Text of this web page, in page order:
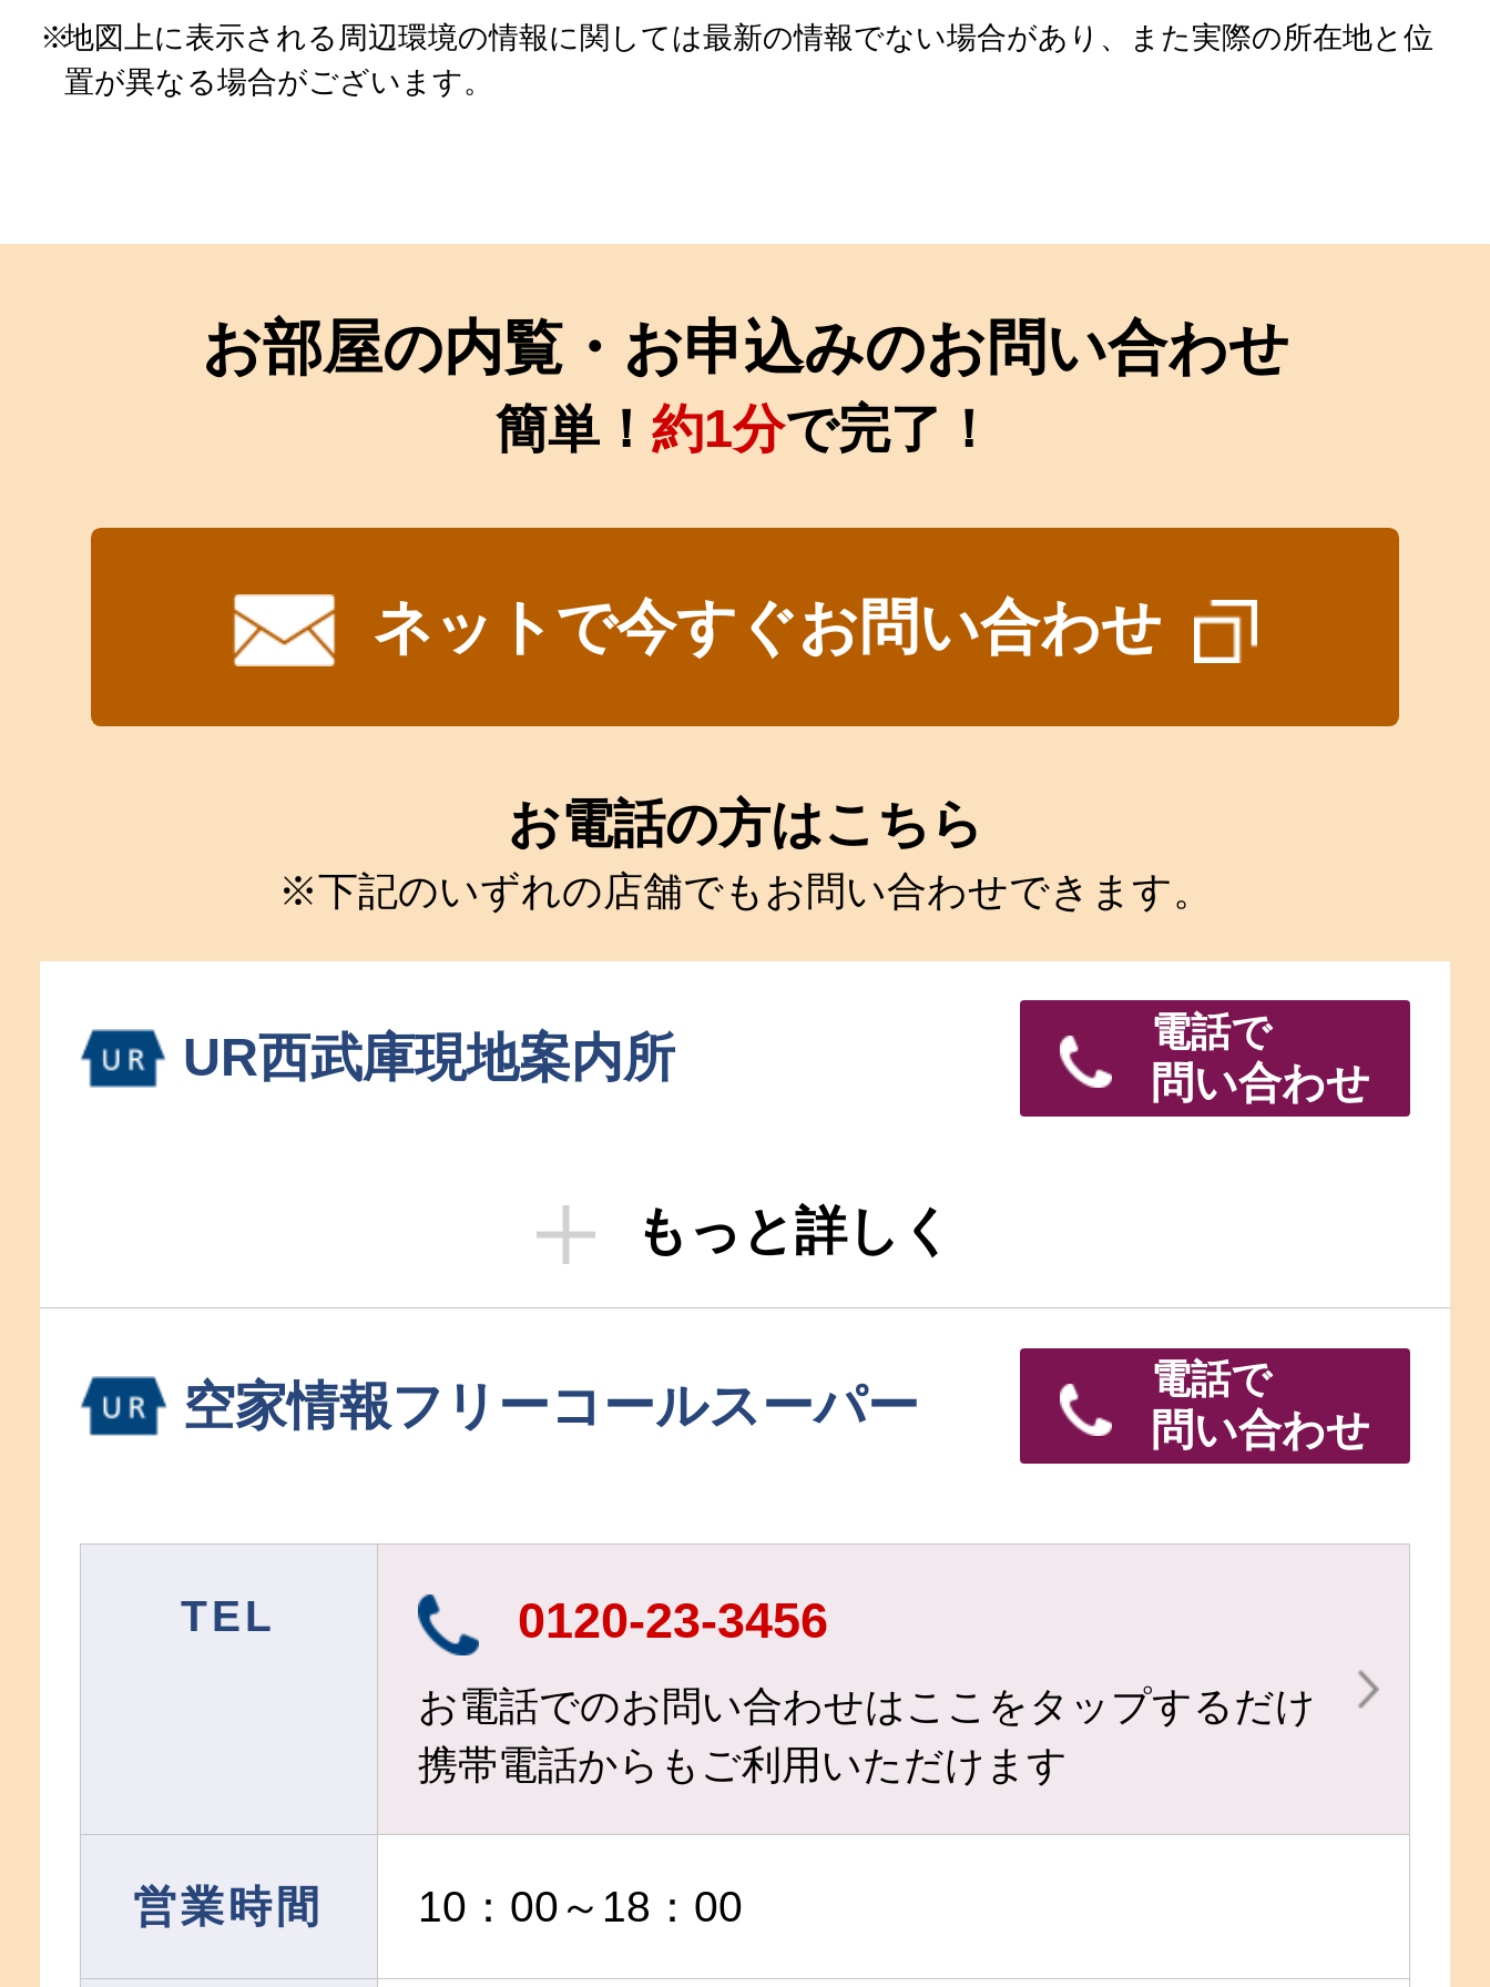
地図上に表示される周辺環境の情報に関しては最新の情報でない場合があり、また実際の所在地と位
置が異なる場合がございます。
お部屋の内覧・お申込みのお問い合わせ
簡単！ 約1分で完了！
ネットで今すぐお問い合わせ
お電話の方はこちら
※下記のいずれの店舗でもお問い合わせできます。
UR西武庫現地案内所 電話で
問い合わせ
もっと詳しく
空家情報フリーコールスーパー 電話で
問い合わせ
TEL 0120-23-3456
お電話でのお問い合わせはここをタップするだけ
携帯電話からもご利用いただけます
営業時間 10：00～18：00